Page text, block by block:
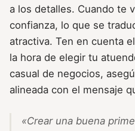
a los detalles. Cuando te
confianza, lo que se
atractiva. Ten en cuenta
la hora de elegir tu
casual de negocios,
alineada con el mensaje
«Crear una buena